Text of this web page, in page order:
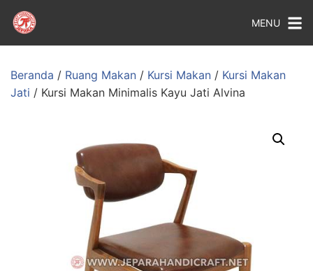
MENU
Beranda / Ruang Makan / Kursi Makan / Kursi Makan
Jati / Kursi Makan Minimalis Kayu Jati Alvina